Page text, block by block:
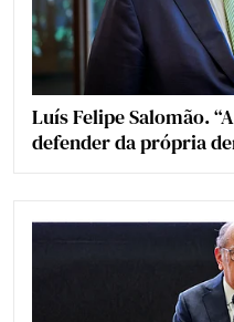
Luís Felipe Salomão.
defender da própria